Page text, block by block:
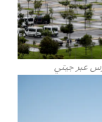
عبر جيتي